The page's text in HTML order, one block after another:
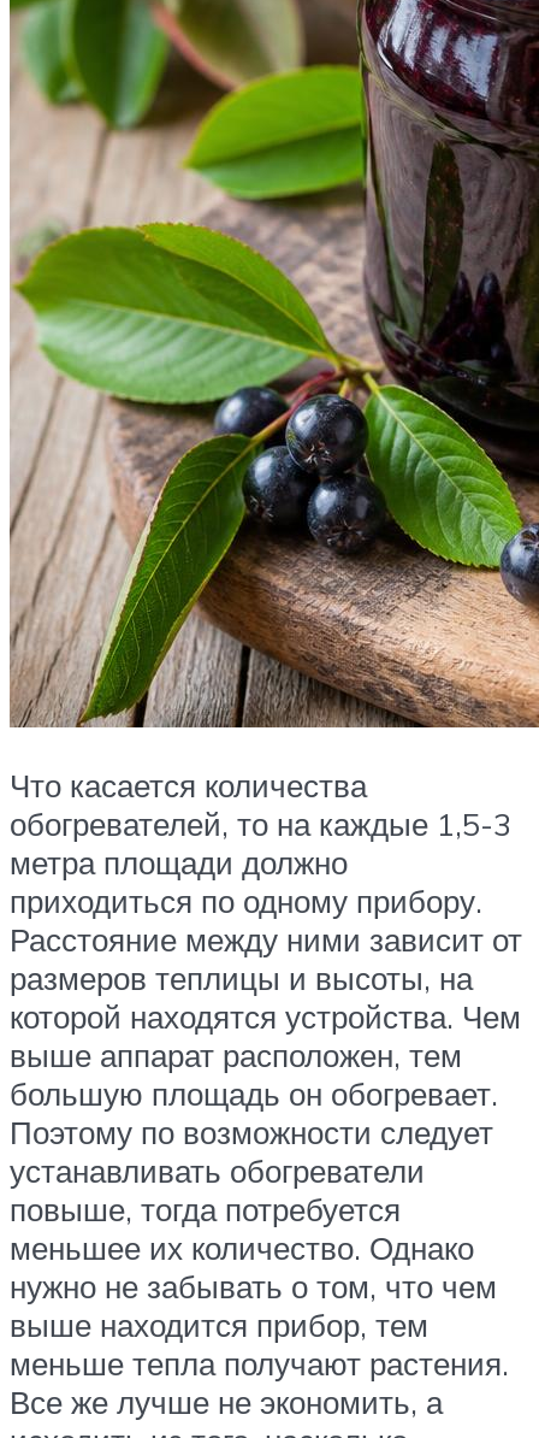
Что касается количества
обогревателей, то на каждые 1,5-3
метра площади должно
приходиться по одному прибору.
Расстояние между ними зависит от
размеров теплицы и высоты, на
которой находятся устройства. Чем
выше аппарат расположен, тем
большую площадь он обогревает.
Поэтому по возможности следует
устанавливать обогреватели
повыше, тогда потребуется
меньшее их количество. Однако
нужно не забывать о том, что чем
выше находится прибор, тем
меньше тепла получают растения.
Все же лучше не экономить, а